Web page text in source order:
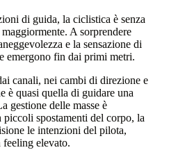
di guida, la ciclistica è senza
A sorprendere
e la sensazione di
emergono fin dai primi metri.
canali, nei cambi di direzione e
è quasi quella di guidare una
gestione delle masse è
piccoli spostamenti del corpo, la
le intenzioni del pilota,
feeling elevato.